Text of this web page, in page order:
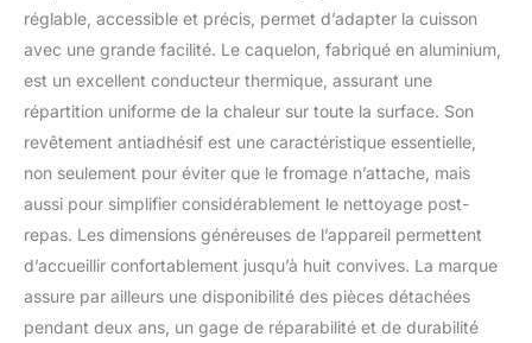
réglable, accessible et précis, permet d’adapter la cuisson
avec une grande facilité. Le caquelon, fabriqué en aluminium,
est un excellent conducteur thermique, assurant une
répartition uniforme de la chaleur sur toute la surface. Son
revêtement antiadhésif est une caractéristique essentielle,
non seulement pour éviter que le fromage n’attache, mais
aussi pour simplifier considérablement le nettoyage post-
repas. Les dimensions généreuses de l’appareil permettent
d’accueillir confortablement jusqu’à huit convives. La marque
assure par ailleurs une disponibilité des pièces détachées
pendant deux ans, un gage de réparabilité et de durabilité